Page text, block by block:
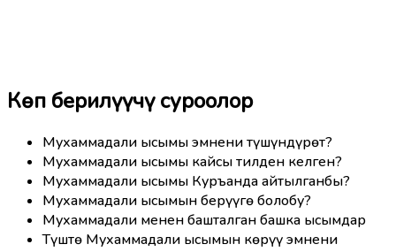
Көп берилүүчү суроолор
Мухаммадали ысымы эмнени түшүндүрөт?
Мухаммадали ысымы кайсы тилден келген?
Мухаммадали ысымы Куръанда айтылганбы?
Мухаммадали ысымын берүүгө болобу?
Мухаммадали менен башталган башка ысымдар
Түштө Мухаммадали ысымын көрүү эмнени